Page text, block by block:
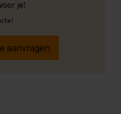
voor je!
aanvragen